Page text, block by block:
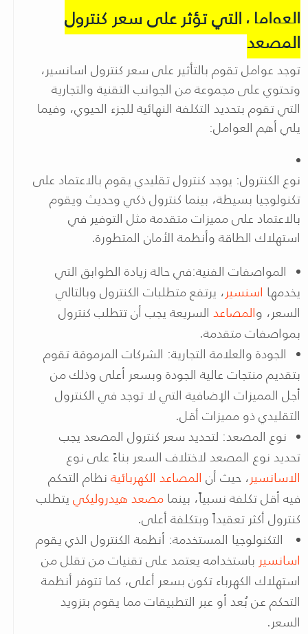
العوامل التي تؤثر على سعر كنترول
المصعد
توجد عوامل تقوم بالتأثير على سعر كنترول اسانسير،
وتحتوي على مجموعة من الجوانب التقنية والتجارية
التي تقوم بتحديد التكلفة النهائية للجزء الحيوي، وفيما
يلي أهم العوامل:
نوع الكنترول: يوجد كنترول تقليدي يقوم بالاعتماد على
تكنولوجيا بسيطة، بينما كنترول ذكي وحديث ويقوم
بالاعتماد على مميزات متقدمة مثل التوفير في
استهلاك الطاقة وأنظمة الأمان المتطورة.
المواصفات الفنية:في حالة زيادة الطوابق التي
يخدمها اسنسير، يرتفع متطلبات الكنترول وبالتالي
السعر، والمصاعد السريعة يجب أن تتطلب كنترول
بمواصفات متقدمة.
الجودة والعلامة التجارية: الشركات المرموقة تقوم
بتقديم منتجات عالية الجودة وبسعر أعلى وذلك من
أجل المميزات الإضافية التي لا توجد في الكنترول
التقليدي ذو مميزات أقل.
نوع المصعد: لتحديد سعر كنترول المصعد يجب
تحديد نوع المصعد لاختلاف السعر بناءً على نوع
الاسانسير، حيث أن المصاعد الكهربائيةنظام التحكم
فيه أقل تكلفة نسبياً، بينمامصعد هيدروليكييتطلب
كنترول أكثر تعقيداً وبتكلفة أعلى.
التكنولوجيا المستخدمة: أنظمة الكنترول الذي يقوم
اسانسير باستخدامه يعتمد على تقنيات من تقلل من
استهلاك الكهرباء تكون بسعر أعلى، كما تتوفر أنظمة
التحكم عن بُعد أو عبر التطبيقات مما يقوم بتزويد
السعر.